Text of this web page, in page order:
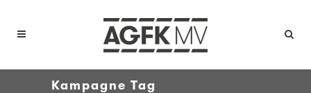
Kampagne Tag